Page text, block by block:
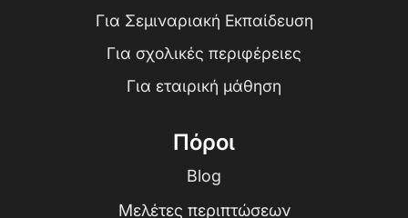
Για Σεμιναριακή Εκπαίδευση
Για σχολικές περιφέρειες
Για εταιρική μάθηση
Πόροι
Blog
Μελέτες περιπτώσεων